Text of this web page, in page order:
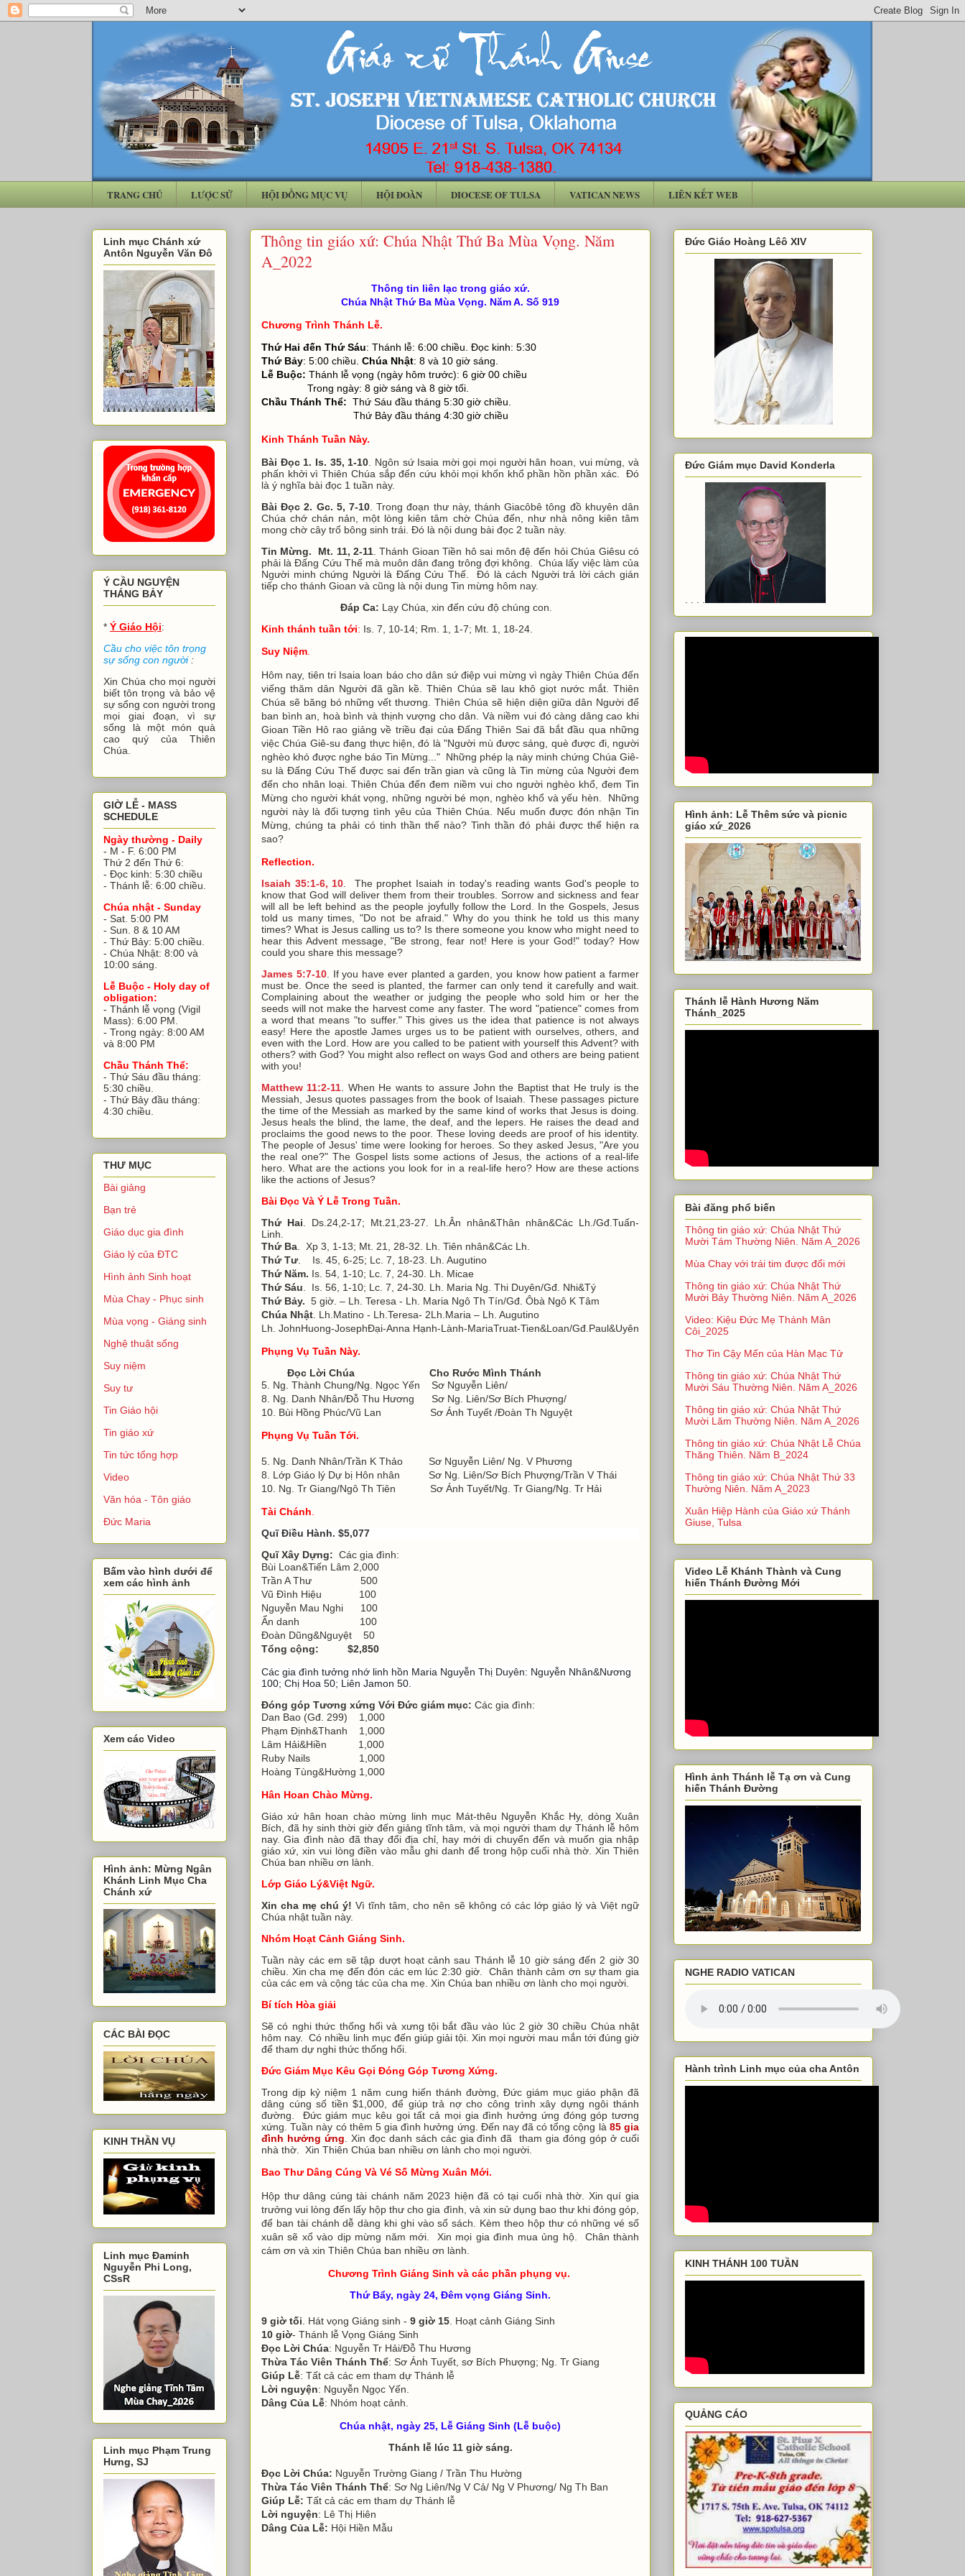
TRANG CHỦ LƯỢC SỬ HỘI ĐỒNG MỤC VỤ HỘI ĐOÀN DIOCESE OF TULSA VATICAN NEWS LIÊN KẾT WEB
Thông tin giáo xứ: Chúa Nhật Thứ Ba Mùa Vọng. Năm
A_2022
Thông tin liên lạc trong giáo xứ.
Chúa Nhật Thứ Ba Mùa Vọng. Năm A. Số 919
Chương Trình Thánh Lễ.
Thứ Hai đến Thứ Sáu: Thánh lễ: 6:00 chiều. Đọc kinh: 5:30
Thứ Bảy: 5:00 chiều. Chúa Nhật: 8 và 10 giờ sáng.
Lễ Buộc: Thánh lễ vọng (ngày hôm trước): 6 giờ 00 chiều
Trong ngày: 8 giờ sáng và 8 giờ tối.
Chầu Thánh Thể: Thứ Sáu đầu tháng 5:30 giờ chiều.
Thứ Bảy đầu tháng 4:30 giờ chiều
Kinh Thánh Tuần Này.
Bài Đọc 1. Is. 35, 1-10 . Ngôn sứ Isaia mời gọi mọi người hân hoan, vui mừng, và
phấn khởi vì Thiên Chúa sắp đến cứu khỏi mọi khốn khổ phần hồn phần xác. Đó
là ý nghĩa bài đọc 1 tuần này.
Bài Đọc 2. Gc. 5, 7-10 . Trong đoạn thư này, thánh Giacôbê tông đồ khuyên dân
Chúa chớ chán nản, một lòng kiên tâm chờ Chúa đến, như nhà nông kiên tâm
mong chờ cây trổ bông sinh trái. Đó là nội dung bài đọc 2 tuần này.
Tin Mừng. Mt. 11, 2-11 . Thánh Gioan Tiền hô sai môn đệ đến hỏi Chúa Giêsu có
phải là Đấng Cứu Thế mà muôn dân đang trông đợi không. Chúa lấy việc làm của
Người minh chứng Người là Đấng Cứu Thế. Đó là cách Người trả lời cách gián
tiếp cho thánh Gioan và cũng là nội dung Tin mừng hôm nay.
Đáp Ca: Lạy Chúa, xin đến cứu độ chúng con.
Kinh thánh tuần tới: Is. 7, 10-14; Rm. 1, 1-7; Mt. 1, 18-24.
Suy Niệm
Hôm nay, tiên tri Isaia loan báo cho dân sứ điệp vui mừng vì ngày Thiên Chúa đến
viếng thăm dân Người đã gần kề. Thiên Chúa sẽ lau khô giọt nước mắt. Thiên
Chúa sẽ băng bó những vết thương. Thiên Chúa sẽ hiện diện giữa dân Người để
ban bình an, hoà bình và thịnh vượng cho dân. Và niềm vui đó càng dâng cao khi
Gioan Tiền Hô rao giảng về triều đại của Đấng Thiên Sai đã bắt đầu qua những
việc Chúa Giê-su đang thực hiện, đó là "Người mù được sáng, què được đi, người
nghèo khó được nghe báo Tin Mừng..." Những phép lạ này minh chứng Chúa Giê-
su là Đấng Cứu Thế được sai đến trần gian và cũng là Tin mừng của Người đem
đến cho nhân loại. Thiên Chúa đến đem niềm vui cho người nghèo khổ, đem Tin
Mừng cho người khát vọng, những người bé mọn, nghèo khổ và yếu hèn. Những
người này là đối tượng tình yêu của Thiên Chúa. Nếu muốn được đón nhận Tin
Mừng, chúng ta phải có tinh thần thế nào? Tinh thần đó phải được thể hiện ra
sao?
Reflection.
Isaiah 35:1-6, 10 . The prophet Isaiah in today's reading wants God's people to
know that God will deliver them from their troubles. Sorrow and sickness and fear
will all be left behind as the people joyfully follow the Lord. In the Gospels, Jesus
told us many times, "Do not be afraid." Why do you think he told us this many
times? What is Jesus calling us to? Is there someone you know who might need to
hear this Advent message, "Be strong, fear not! Here is your God!" today? How
could you share this message?
James 5:7-10. If you have ever planted a garden, you know how patient a farmer
must be. Once the seed is planted, the farmer can only tend it carefully and wait.
Complaining about the weather or judging the people who sold him or her the
seeds will not make the harvest come any faster. The word "patience" comes from
a word that means "to suffer." This gives us the idea that patience is not always
easy! Here the apostle James urges us to be patient with ourselves, others, and
even with the Lord. How are you called to be patient with yourself this Advent? with
others? with God? You might also reflect on ways God and others are being patient
with you!
Matthew 11:2-11 . When He wants to assure John the Baptist that He truly is the
Messiah, Jesus quotes passages from the book of Isaiah. These passages picture
the time of the Messiah as marked by the same kind of works that Jesus is doing.
Jesus heals the blind, the lame, the deaf, and the lepers. He raises the dead and
proclaims the good news to the poor. These loving deeds are proof of his identity.
The people of Jesus' time were looking for heroes. So they asked Jesus, "Are you
the real one?" The Gospel lists some actions of Jesus, the actions of a real-life
hero. What are the actions you look for in a real-life hero? How are these actions
like the actions of Jesus?
Bài Đọc Và Ý Lễ Trong Tuần.
Thứ Hai . Ds.24,2-17; Mt.21,23-27. Lh.Ân nhân&Thân nhân&Các Lh./Gđ.Tuấn-
Linh.
Thứ Ba . Xp 3, 1-13; Mt. 21, 28-32. Lh. Tiên nhân&Các Lh.
Thứ Tư. Is. 45, 6-25; Lc. 7, 18-23. Lh. Augutino
Thứ Năm. Is. 54, 1-10; Lc. 7, 24-30. Lh. Micae
Thứ Sáu . Is. 56, 1-10; Lc. 7, 24-30. Lh. Maria Ng. Thi Duyên/Gđ. Nhi&Tý
Thứ Bảy. 5 giờ. – Lh. Teresa - Lh. Maria Ngô Th Tín/Gđ. Ôbà Ngô K Tâm
Chúa Nhật . Lh.Matino - Lh.Teresa- 2Lh.Maria – Lh. Augutino
Lh. JohnHuong-JosephĐại-Anna Hạnh-Lành-MariaTruat-Tien&Loan/Gđ.Paul&Uyên
Phụng Vụ Tuần Này.
Đọc Lời Chúa
Cho Rước Mình Thánh
5. Ng. Thành Chung/Ng. Ngọc Yến Sơ Nguyễn Liên/
8. Ng. Danh Nhân/Đỗ Thu Hương Sơ Ng. Liên/Sơ Bích Phượng/
10. Bùi Hồng Phúc/Vũ Lan Sơ Ánh Tuyết /Đoàn Th Nguyệt
Phụng Vụ Tuần Tới.
5. Ng. Danh Nhân/Trần K Thảo Sơ Nguyễn Liên/ Ng. V Phương
8. Lớp Giáo lý Dự bị Hôn nhân Sơ Ng. Liên/Sơ Bích Phượng/Trần V Thái
10. Ng. Tr Giang/Ngô Th Tiên Sơ Ánh Tuyết/Ng. Tr Giang/Ng. Tr Hải
Tài Chánh
Quĩ Điều Hành. $5,077
Quĩ Xây Dựng: Các gia đình:
Bùi Loan&Tiến Lâm 2,000
Trần A Thư 500
Vũ Đình Hiệu 100
Nguyễn Mau Nghi 100
Ẩn danh 100
Đoàn Dũng&Nguyệt 50
Tổng cộng: $2,850
Các gia đình tưởng nhớ linh hồn Maria Nguyễn Thị Duyên: Nguyễn Nhân&Nương
100; Chị Hoa 50; Liên Jamon 50.
Đóng góp Tương xứng Với Đức giám mục: Các gia đình:
Dan Bao (Gđ. 299) 1,000
Phạm Định&Thanh 1,000
Lâm Hải&Hiền 1,000
Ruby Nails 1,000
Hoàng Tùng&Hường 1,000
Hân Hoan Chào Mừng.
Giáo xứ hân hoan chào mừng linh mục Mát-thêu Nguyễn Khắc Hy, dòng Xuân
Bích, đã hy sinh thời giờ đến giảng tĩnh tâm, và mọi người tham dự Thánh lễ hôm
nay. Gia đình nào đã thay đổi địa chỉ, hay mới di chuyển đến và muốn gia nhập
giáo xứ, xin vui lòng điền vào mẫu ghi danh để trong hộp cuối nhà thờ. Xin Thiên
Chúa ban nhiều ơn lành.
Lớp Giáo Lý&Việt Ngữ.
Xin cha mẹ chú ý! Vì tĩnh tâm, cho nên sẽ không có các lớp giáo lý và Việt ngữ
Chúa nhật tuần này.
Nhóm Hoạt Cảnh Giáng Sinh.
Tuần này các em sẽ tập dượt hoạt cảnh sau Thánh lễ 10 giờ sáng đến 2 giờ 30
chiều. Xin cha mẹ đến đón các em lúc 2:30 giờ. Chân thành cảm ơn sự tham gia
của các em và cộng tác của cha mẹ. Xin Chúa ban nhiều ơn lành cho mọi người.
Bí tích Hòa giải
Sẽ có nghi thức thống hối và xưng tội bắt đầu vào lúc 2 giờ 30 chiều Chúa nhật
hôm nay. Có nhiều linh mục đến giúp giải tội. Xin mọi người mau mắn tới đúng giờ
để tham dự nghi thức thống hối.
Đức Giám Mục Kêu Gọi Đóng Góp Tương Xứng.
Trong dịp kỷ niệm 1 năm cung hiến thánh đường, Đức giám mục giáo phận đã
dâng cúng số tiền $1,000, để giúp trả nợ cho công trình xây dựng ngôi thánh
đường. Đức giám mục kêu gọi tất cả mọi gia đình hưởng ứng đóng góp tương
xứng. Tuần này có thêm 5 gia đình hưởng ứng. Đến nay đã có tổng cộng là 85 gia
đình hưởng ứng . Xin đọc danh sách các gia đình đã tham gia đóng góp ở cuối
nhà thờ. Xin Thiên Chúa ban nhiều ơn lành cho mọi người.
Bao Thư Dâng Cúng Và Vé Số Mừng Xuân Mới.
Hộp thư dâng cúng tài chánh năm 2023 hiện đã có tại cuối nhà thờ. Xin quí gia
trưởng vui lòng đến lấy hộp thư cho gia đình, và xin sử dụng bao thư khi đóng góp,
để ban tài chánh dễ dàng khi ghi vào sổ sách. Kèm theo hộp thư có những vé số
xuân sẽ xổ vào dịp mừng năm mới. Xin mọi gia đình mua ủng hộ. Chân thành
cám ơn và xin Thiên Chúa ban nhiều ơn lành.
Chương Trình Giáng Sinh và các phần phụng vụ.
Thứ Bẩy, ngày 24, Đêm vọng Giáng Sinh.
9 giờ tối . Hát vọng Giáng sinh - 9 giờ 15 . Hoạt cảnh Giáng Sinh
10 giờ- Thánh lễ Vọng Giáng Sinh
Đọc Lời Chúa: Nguyễn Tr Hải/Đỗ Thu Hương
Thừa Tác Viên Thánh Thể: Sơ Ánh Tuyết, sơ Bích Phượng; Ng. Tr Giang
Giúp Lễ: Tất cả các em tham dự Thánh lễ
Lời nguyện: Nguyễn Ngọc Yến.
Dâng Của Lễ: Nhóm hoạt cảnh.
Chúa nhật, ngày 25, Lễ Giáng Sinh (Lễ buộc)
Thánh lễ lúc 11 giờ sáng.
Đọc Lời Chúa: Nguyễn Trường Giang / Trần Thu Hường
Thừa Tác Viên Thánh Thể: Sơ Ng Liên/Ng V Cả/ Ng V Phương/ Ng Th Ban
Giúp Lễ: Tất cả các em tham dự Thánh lễ
Lời nguyện: Lê Thị Hiên
Dâng Của Lễ: Hội Hiền Mẫu
Linh mục Chánh xứ
Antôn Nguyễn Văn Đô
Ý CẦU NGUYỆN
THÁNG BẢY
* Ý Giáo Hội:
Cầu cho việc tôn trọng
sự sống con người:
Xin Chúa cho mọi người
biết tôn trọng và bảo vệ
sự sống con người trong
mọi giai đoạn, vì sự
sống là một món quà
cao quý của Thiên
Chúa.
GIỜ LỄ - MASS
SCHEDULE
Ngày thường - Daily
- M - F. 6:00 PM
Thứ 2 đến Thứ 6:
- Đọc kinh: 5:30 chiều
- Thánh lễ: 6:00 chiều.
Chúa nhật - Sunday
- Sat. 5:00 PM
- Sun. 8 & 10 AM
- Thứ Bảy: 5:00 chiều.
- Chúa Nhật: 8:00 và
10:00 sáng.
Lễ Buộc - Holy day of
obligation:
- Thánh lễ vọng (Vigil
Mass): 6:00 PM.
- Trong ngày: 8:00 AM
và 8:00 PM
Chầu Thánh Thể:
- Thứ Sáu đầu tháng:
5:30 chiều.
- Thứ Bảy đầu tháng:
4:30 chiều.
THƯ MỤC
Bài giảng
Bạn trẻ
Giáo dục gia đình
Giáo lý của ĐTC
Hình ảnh Sinh hoạt
Mùa Chay - Phục sinh
Mùa vọng - Giáng sinh
Nghệ thuật sống
Suy niệm
Suy tư
Tin Giáo hội
Tin giáo xứ
Tin tức tổng hợp
Video
Văn hóa - Tôn giáo
Đức Maria
Bấm vào hình dưới để
xem các hình ảnh
Xem các Video
Hình ảnh: Mừng Ngân
Khánh Linh Mục Cha
Chánh xứ
CÁC BÀI ĐỌC
KINH THẦN VỤ
Linh mục Đaminh
Nguyễn Phi Long,
CSsR
Linh mục Phạm Trung
Hưng, SJ
Đức Giáo Hoàng Lêô XIV
Đức Giám mục David Konderla
. . . .
Hình ảnh: Lễ Thêm sức và picnic
giáo xứ_2026
Thánh lễ Hành Hương Năm
Thánh_2025
Bài đăng phổ biến
Thông tin giáo xứ: Chúa Nhật Thứ
Mười Tám Thường Niên. Năm A_2026
Mùa Chay với trái tim được đổi mới
Thông tin giáo xứ: Chúa Nhật Thứ
Mười Bảy Thường Niên. Năm A_2026
Video: Kiệu Đức Mẹ Thánh Mân
Côi_2025
Thơ Tin Cậy Mến của Hàn Mạc Tử
Thông tin giáo xứ: Chúa Nhật Thứ
Mười Sáu Thường Niên. Năm A_2026
Thông tin giáo xứ: Chúa Nhật Thứ
Mười Lăm Thường Niên. Năm A_2026
Thông tin giáo xứ: Chúa Nhật Lễ Chúa
Thăng Thiên. Năm B_2024
Thông tin giáo xứ: Chúa Nhật Thứ 33
Thường Niên. Năm A_2023
Xuân Hiệp Hành của Giáo xứ Thánh
Giuse, Tulsa
Video Lễ Khánh Thành và Cung
hiến Thánh Đường Mới
Hình ảnh Thánh lễ Tạ ơn và Cung
hiến Thánh Đường
NGHE RADIO VATICAN
Hành trình Linh mục của cha Antôn
KINH THÁNH 100 TUẦN
QUẢNG CÁO